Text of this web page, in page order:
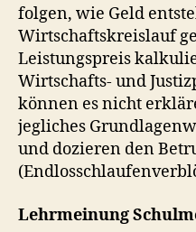
folgen, wie Geld
Wirtschaftskreislauf
Leistungspreis
Wirtschafts- und
können es nicht
jegliches
und dozieren den
Lehrmeinung